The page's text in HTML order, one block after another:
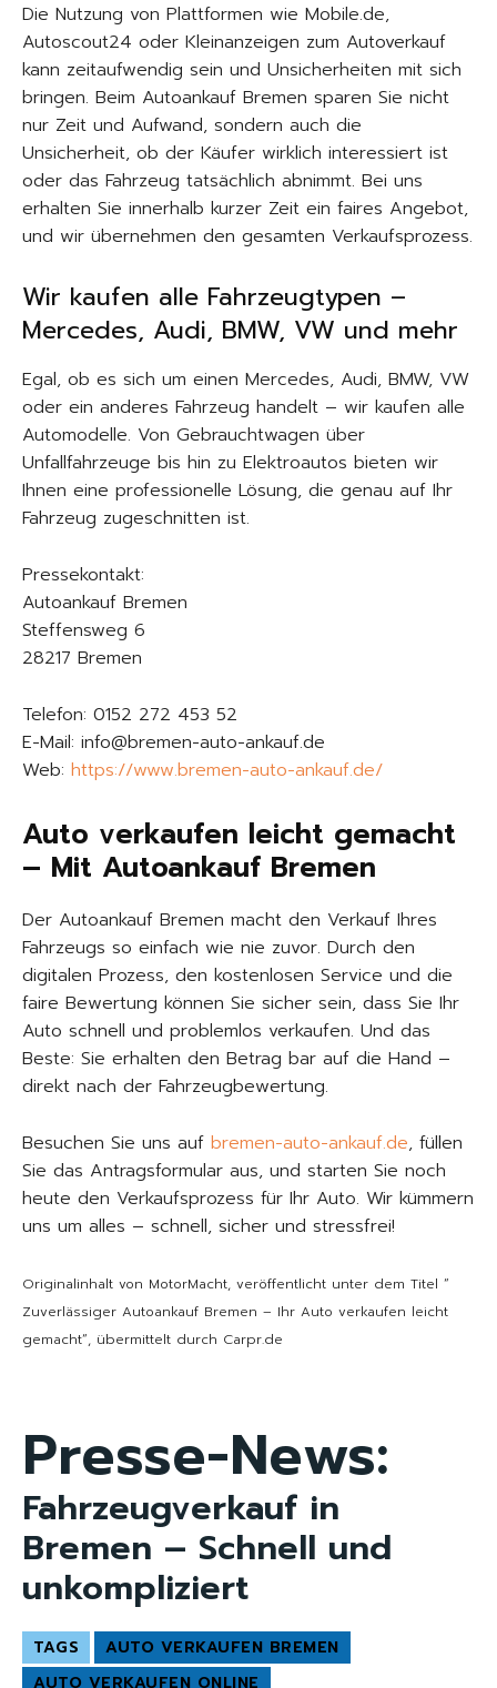
Die Nutzung von Plattformen wie Mobile.de,
Autoscout24 oder Kleinanzeigen zum Autoverkauf
kann zeitaufwendig sein und Unsicherheiten mit sich
bringen. Beim Autoankauf Bremen sparen Sie nicht
nur Zeit und Aufwand, sondern auch die
Unsicherheit, ob der Käufer wirklich interessiert ist
oder das Fahrzeug tatsächlich abnimmt. Bei uns
erhalten Sie innerhalb kurzer Zeit ein faires Angebot,
und wir übernehmen den gesamten Verkaufsprozess.
Wir kaufen alle Fahrzeugtypen –
Mercedes, Audi, BMW, VW und mehr
Egal, ob es sich um einen Mercedes, Audi, BMW, VW
oder ein anderes Fahrzeug handelt – wir kaufen alle
Automodelle. Von Gebrauchtwagen über
Unfallfahrzeuge bis hin zu Elektroautos bieten wir
Ihnen eine professionelle Lösung, die genau auf Ihr
Fahrzeug zugeschnitten ist.
Pressekontakt:
Autoankauf Bremen
Steffensweg 6
28217 Bremen
Telefon: 0152 272 453 52
E-Mail: info@bremen-auto-ankauf.de
Web: https://www.bremen-auto-ankauf.de/
Auto verkaufen leicht gemacht
– Mit Autoankauf Bremen
Der Autoankauf Bremen macht den Verkauf Ihres
Fahrzeugs so einfach wie nie zuvor. Durch den
digitalen Prozess, den kostenlosen Service und die
faire Bewertung können Sie sicher sein, dass Sie Ihr
Auto schnell und problemlos verkaufen. Und das
Beste: Sie erhalten den Betrag bar auf die Hand –
direkt nach der Fahrzeugbewertung.
Besuchen Sie uns auf bremen-auto-ankauf.de, füllen
Sie das Antragsformular aus, und starten Sie noch
heute den Verkaufsprozess für Ihr Auto. Wir kümmern
uns um alles – schnell, sicher und stressfrei!
Originalinhalt von MotorMacht, veröffentlicht unter dem Titel “
Zuverlässiger Autoankauf Bremen – Ihr Auto verkaufen leicht
gemacht“, übermittelt durch Carpr.de
Presse-News:
Fahrzeugverkauf in
Bremen – Schnell und
unkompliziert
TAGS
AUTO VERKAUFEN BREMEN
AUTO VERKAUFEN ONLINE